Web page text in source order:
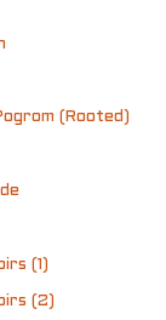
(Rooted)
(1)
(2)